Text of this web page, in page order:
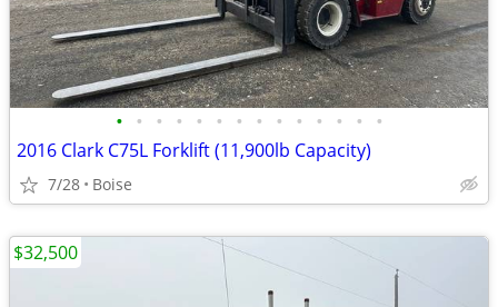
• • • • • • • • • • • • • •
2016 Clark C75L Forklift (11,900lb Capacity)
7/28 Boise
$32,500